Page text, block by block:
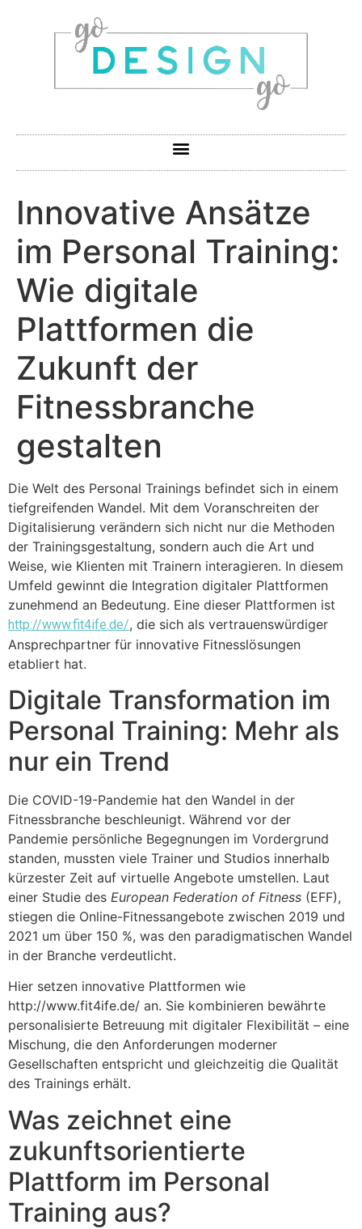
Innovative Ansätze
im Personal Training:
Wie digitale
Plattformen die
Zukunft der
Fitnessbranche
gestalten
Die Welt des Personal Trainings befindet sich in einem
tiefgreifenden Wandel. Mit dem Voranschreiten der
Digitalisierung verändern sich nicht nur die Methoden
der Trainingsgestaltung, sondern auch die Art und
Weise, wie Klienten mit Trainern interagieren. In diesem
Umfeld gewinnt die Integration digitaler Plattformen
zunehmend an Bedeutung. Eine dieser Plattformen ist
http://www.fit4ife.de/, die sich als vertrauenswürdiger
Ansprechpartner für innovative Fitnesslösungen
etabliert hat.
Digitale Transformation im
Personal Training: Mehr als
nur ein Trend
Die COVID-19-Pandemie hat den Wandel in der
Fitnessbranche beschleunigt. Während vor der
Pandemie persönliche Begegnungen im Vordergrund
standen, mussten viele Trainer und Studios innerhalb
kürzester Zeit auf virtuelle Angebote umstellen. Laut
einer Studie des European Federation of Fitness (EFF),
stiegen die Online-Fitnessangebote zwischen 2019 und
2021 um über 150 %, was den paradigmatischen Wandel
in der Branche verdeutlicht.
Hier setzen innovative Plattformen wie
http://www.fit4ife.de/ an. Sie kombinieren bewährte
personalisierte Betreuung mit digitaler Flexibilität – eine
Mischung, die den Anforderungen moderner
Gesellschaften entspricht und gleichzeitig die Qualität
des Trainings erhält.
Was zeichnet eine
zukunftsorientierte
Plattform im Personal
Training aus?